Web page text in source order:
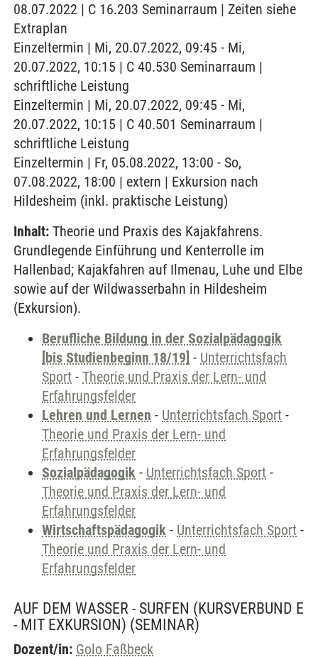
08.07.2022 | C 16.203 Seminarraum | Zeiten siehe
Extraplan
Einzeltermin | Mi, 20.07.2022, 09:45 - Mi,
20.07.2022, 10:15 | C 40.530 Seminarraum |
schriftliche Leistung
Einzeltermin | Mi, 20.07.2022, 09:45 - Mi,
20.07.2022, 10:15 | C 40.501 Seminarraum |
schriftliche Leistung
Einzeltermin | Fr, 05.08.2022, 13:00 - So,
07.08.2022, 18:00 | extern | Exkursion nach
Hildesheim (inkl. praktische Leistung)
Inhalt: Theorie und Praxis des Kajakfahrens.
Grundlegende Einführung und Kenterrolle im
Hallenbad; Kajakfahren auf Ilmenau, Luhe und Elbe
sowie auf der Wildwasserbahn in Hildesheim
(Exkursion).
Berufliche Bildung in der Sozialpädagogik
[bis Studienbeginn 18/19] - Unterrichtsfach
Sport - Theorie und Praxis der Lern- und
Erfahrungsfelder
Lehren und Lernen - Unterrichtsfach Sport -
Theorie und Praxis der Lern- und
Erfahrungsfelder
Sozialpädagogik - Unterrichtsfach Sport -
Theorie und Praxis der Lern- und
Erfahrungsfelder
Wirtschaftspädagogik - Unterrichtsfach Sport -
Theorie und Praxis der Lern- und
Erfahrungsfelder
AUF DEM WASSER - SURFEN (KURSVERBUND E
- MIT EXKURSION) (SEMINAR)
Dozent/in: Golo Faßbeck